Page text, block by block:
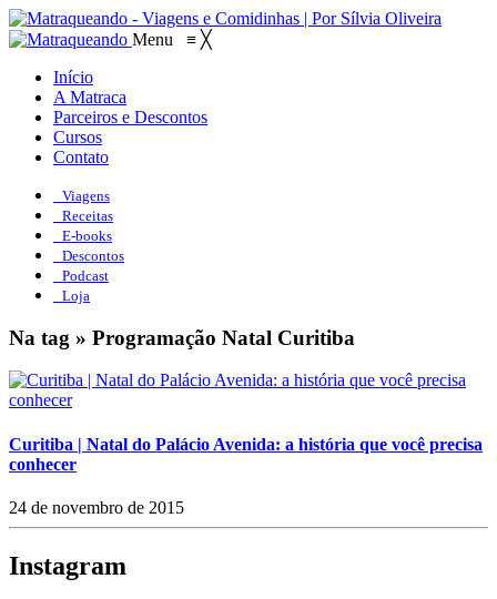
Menu ≡ ╳
Início
A Matraca
Parceiros e Descontos
Cursos
Contato
Viagens
Receitas
E-books
Descontos
Podcast
Loja
Na tag » Programação Natal Curitiba
Curitiba | Natal do Palácio Avenida: a história que você precisa
conhecer
24 de novembro de 2015
Instagram